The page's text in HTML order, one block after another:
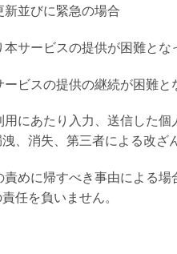
並びに緊急の場合
サービスの提供が困難とな
ビスの提供の継続が困難と
にあたり入力、送信した
、消失、第三者による改ざ
めに帰すべき事由による
任を負いません。